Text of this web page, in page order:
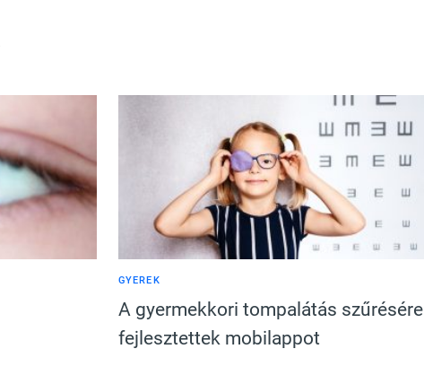
GYEREK
A gyermekkori tompalátás szűrésére
fejlesztettek mobilappot